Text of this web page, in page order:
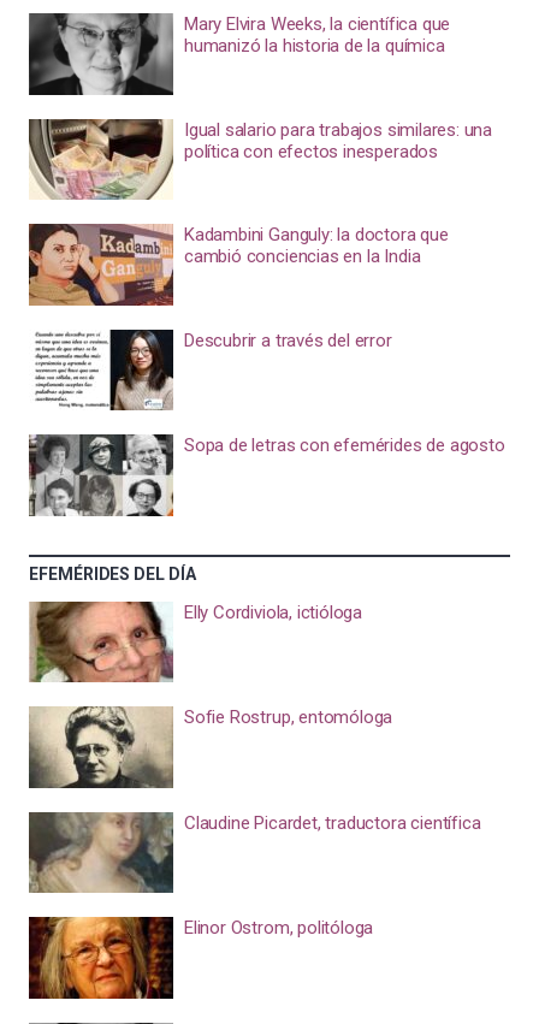
Mary Elvira Weeks, la científica que
humanizó la historia de la química
Igual salario para trabajos similares: una
política con efectos inesperados
Kadambini Ganguly: la doctora que
cambió conciencias en la India
Descubrir a través del error
Sopa de letras con efemérides de agosto
EFEMÉRIDES DEL DÍA
Elly Cordiviola, ictióloga
Sofie Rostrup, entomóloga
Claudine Picardet, traductora científica
Elinor Ostrom, politóloga